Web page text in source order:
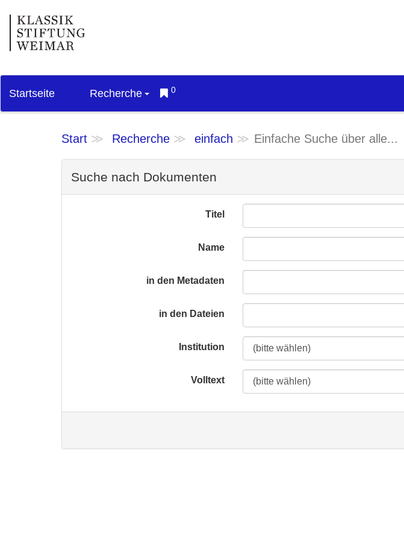
Startseite Recherche 0
Start Recherche einfach Einfache Suche über alle...
Suche nach Dokumenten
Titel
Name
in den Metadaten
in den Dateien
Institution
Volltext